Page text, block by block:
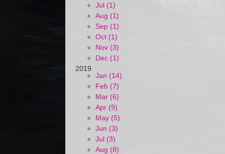
Jul (1)
Aug (1)
Sep (1)
Oct (1)
Nov (3)
Dec (1)
2019
Jan (14)
Feb (7)
Mar (6)
Apr (9)
May (5)
Jun (3)
Jul (3)
Aug (8)